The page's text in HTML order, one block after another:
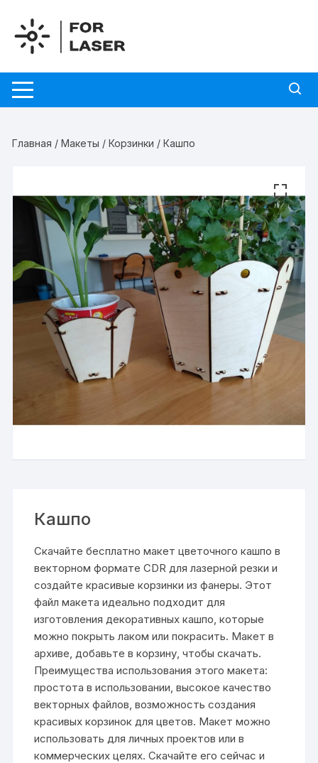
содержимому
Главная /Макеты /Корзинки / Кашпо
Кашпо
Скачайте бесплатно макет цветочного кашпо в
векторном формате CDR для лазерной резки и
создайте красивые корзинки из фанеры. Этот
файл макета идеально подходит для
изготовления декоративных кашпо, которые
можно покрыть лаком или покрасить. Макет в
архиве, добавьте в корзину, чтобы скачать.
Преимущества использования этого макета:
простота в использовании, высокое качество
векторных файлов, возможность создания
красивых корзинок для цветов. Макет можно
использовать для личных проектов или в
коммерческих целях. Скачайте его сейчас и